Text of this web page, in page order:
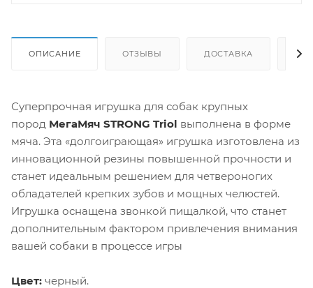
ОПИСАНИЕ ОТЗЫВЫ ДОСТАВКА
Суперпрочная игрушка для собак крупных
пород МегаМяч STRONG Triol выполнена в форме
мяча. Эта «долгоиграющая» игрушка изготовлена из
инновационной резины повышенной прочности и
станет идеальным решением для четвероногих
обладателей крепких зубов и мощных челюстей.
Игрушка оснащена звонкой пищалкой, что станет
дополнительным фактором привлечения внимания
вашей собаки в процессе игры
Цвет: черный.